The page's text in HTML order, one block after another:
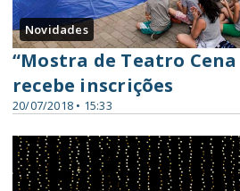
Novidades
20/07/2018 • 15:33
“Mostra de Teatro
recebe inscrições